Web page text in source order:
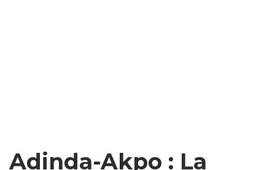
Adinda-Akpo : La